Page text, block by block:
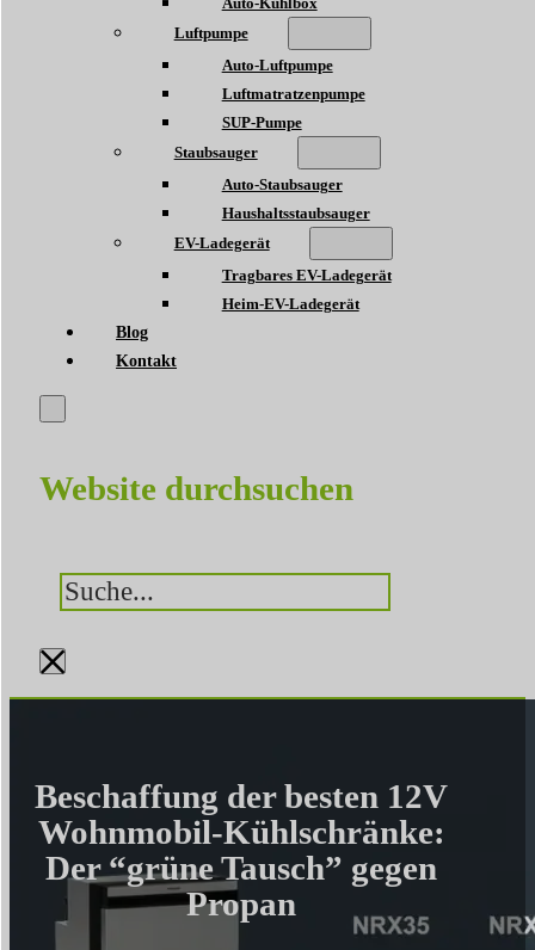
Luftpumpe
Auto-Luftpumpe
Luftmatratzenpumpe
SUP-Pumpe
Staubsauger
Auto-Staubsauger
Haushaltsstaubsauger
EV-Ladegerät
Tragbares EV-Ladegerät
Heim-EV-Ladegerät
Blog
Kontakt
Website durchsuchen
Suchen
×
Beschaffung der besten 12V
Wohnmobil-Kühlschränke:
Der “grüne Tausch” gegen
Propan